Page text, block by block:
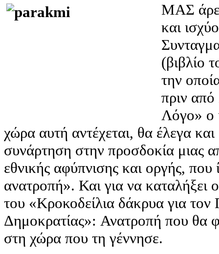
ΜΑΣ
και
(βιβλίο
την
πριν από
Λόγο» ο
χώρα αυτή αντέχεται, θα έλεγα
συνάρτηση στην προσδοκία μιας
εθνικής αφύπνισης και οργής, που
ανατροπή». Και για να
του «Κροκοδείλια δάκρυα για τον
Δημοκρατίας»: Ανατροπή που θα
στη χώρα που τη γέννησε.